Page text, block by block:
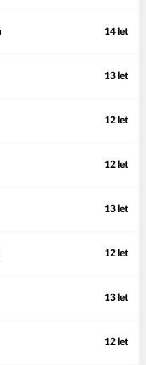
14 let
13 let
12 let
12 let
13 let
12 let
13 let
12 let